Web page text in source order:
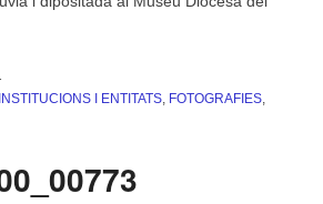
I ENTITATS FOTOGRAFIES